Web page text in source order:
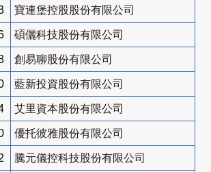
寶連堡控股股份有限公司
碩儷科技股份有限公司
創易聊股份有限公司
藍新投資股份有限公司
艾里資本股份有限公司
優托彼雅股份有限公司
騰元儀控科技股份有限公司